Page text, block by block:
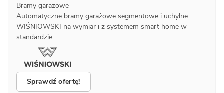
Bramy garażowe
Automatyczne bramy garażowe segmentowe i uchylne
WIŚNIOWSKI na wymiar i z systemem smart home w
standardzie.
Sprawdź ofertę!